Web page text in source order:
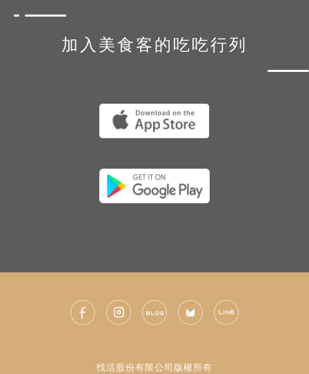
加入美食客的吃吃行列
找活股份有限公司版權所有